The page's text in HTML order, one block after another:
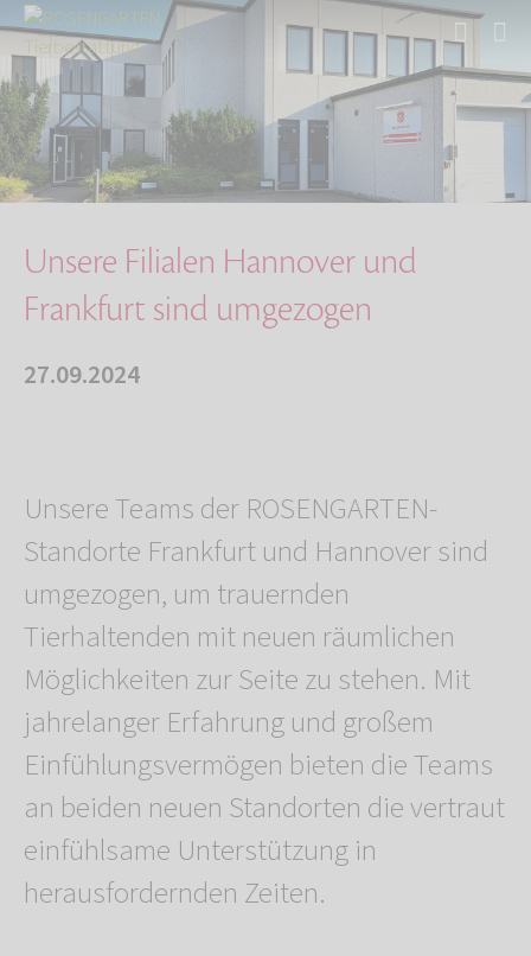
Start Über uns
Aktuelles
Unsere Filialen Hannover und Frankfurt sind u…
Unsere Filialen Hannover und
Frankfurt sind umgezogen
27.09.2024
Unsere Teams der ROSENGARTEN-
Standorte Frankfurt und Hannover sind
umgezogen, um trauernden
Tierhaltenden mit neuen räumlichen
Möglichkeiten zur Seite zu stehen. Mit
jahrelanger Erfahrung und großem
Einfühlungsvermögen bieten die Teams
an beiden neuen Standorten die vertraut
einfühlsame Unterstützung in
herausfordernden Zeiten.